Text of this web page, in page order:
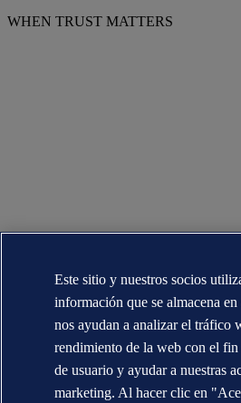
WHEN TRUST MATTERS
Este sitio y nuestros socios
información que se almacena
nos ayudan a analizar el tráfico
rendimiento de la web con el
de usuario y ayudar a nuestras
marketing. Al hacer clic en